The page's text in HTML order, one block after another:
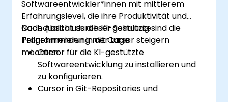
Softwareentwickler*innen mit mittlerem
Erfahrungslevel, die ihre Produktivität und
Codequalität durch KI-gestützte
Programmierung mit Cursor steigern
möchten.
Nach Abschluss dieser Schulung sind die
Teilnehmenden in der Lage:
Cursor für die KI-gestützte
Softwareentwicklung zu installieren und
zu konfigurieren.
Cursor in Git-Repositories und